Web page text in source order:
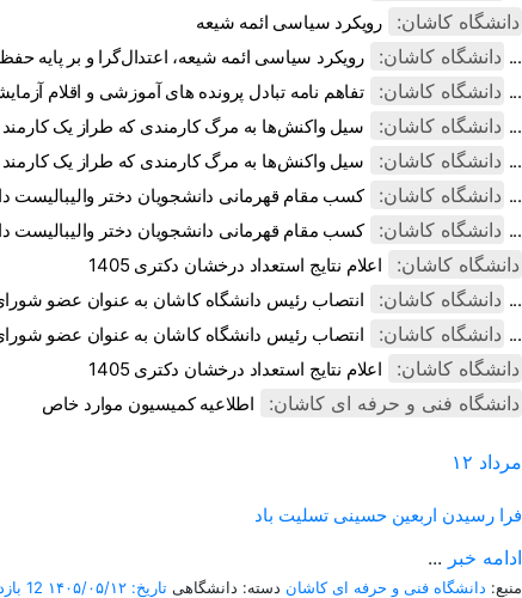
دانشگاه کاشان: رویکرد سیاسی ائمه شیعه
دانشگاه کاشان: رویکرد سیاسی ائمه شیعه، اعتدال‌گرا و بر پایه حفظ مصالح جامعه بو ...
دانشگاه کاشان: تفاهم نامه تبادل پرونده‌ های آموزشی و اقلام آزمایشگاهی، کارگاهی و ...
دانشگاه کاشان: سیل واکنش‌ها به مرگ کارمندی که طراز یک کارمند وظیفه شناس و متعهد ...
دانشگاه کاشان: سیل واکنش‌ها به مرگ کارمندی که طراز یک کارمند وظیفه شناس و متعهد ...
دانشگاه کاشان: کسب مقام قهرمانی دانشجویان دختر والیبالیست دانشگاه کاشان در مسابق ...
دانشگاه کاشان: کسب مقام قهرمانی دانشجویان دختر والیبالیست دانشگاه کاشان در مسابق ...
دانشگاه کاشان: اعلام نتایج استعداد درخشان دکتری 1405
دانشگاه کاشان: انتصاب رئیس دانشگاه کاشان به عنوان عضو شورای علمی بنیاد نخبگان اس ...
دانشگاه کاشان: انتصاب رئیس دانشگاه کاشان به عنوان عضو شورای علمی بنیاد نخبگان اس ...
دانشگاه کاشان: اعلام نتایج استعداد درخشان دکتری 1405
دانشگاه فنی و حرفه ای کاشان: اطلاعیه کمیسیون موارد خاص
۱۲ مرداد
فرا رسیدن اربعین حسینی تسلیت باد
... ادامه خبر
منبع: دانشگاه فنی و حرفه ای کاشان دسته: دانشگاهی تاریخ: ۱۴۰۵/۰۵/۱۲ 12 بازدید